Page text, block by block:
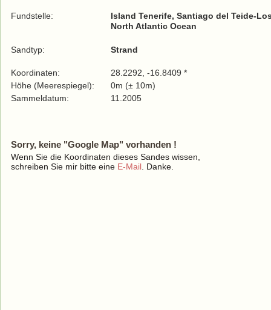
Fundstelle:
Island Tenerife, Santiago del Teide-
North Atlantic Ocean
Sandtyp: Strand
Koordinaten:
28.2292, -16.8409 *
Höhe (Meerespiegel):
0m (± 10m)
Sammeldatum:
11.2005
Sorry, keine "Google Map" vorhanden !
Wenn Sie die Koordinaten dieses Sandes wissen,
schreiben Sie mir bitte eine E-Mail . Danke.